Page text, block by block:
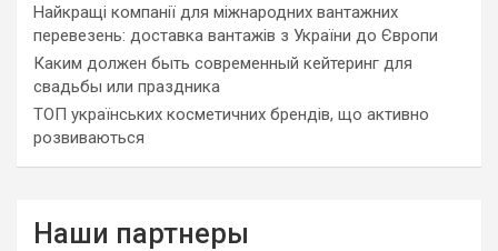
Найкращі компанії для міжнародних вантажних
перевезень: доставка вантажів з України до Європи
Каким должен быть современный кейтеринг для
свадьбы или праздника
ТОП українських косметичних брендів, що активно
розвиваються
Наши партнеры